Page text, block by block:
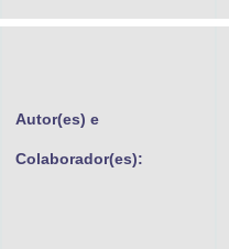
Autor(es) e
Colaborador(es):